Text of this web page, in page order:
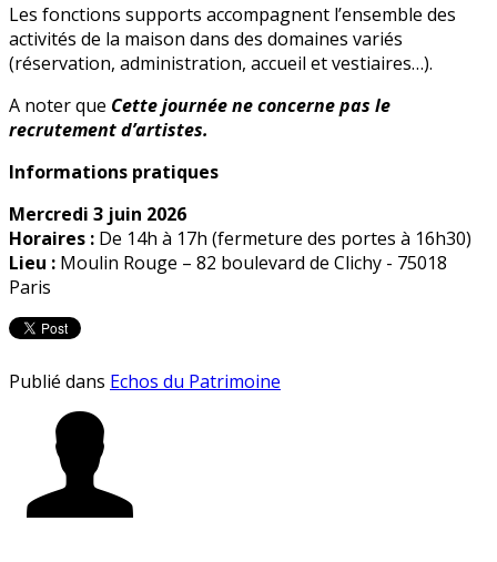
Les fonctions supports accompagnent l’ensemble des
activités de la maison dans des domaines variés
(réservation, administration, accueil et vestiaires…).
A noter que Cette journée ne concerne pas le
recrutement d’artistes.
Informations pratiques
Mercredi 3 juin 2026
Horaires : De 14h à 17h (fermeture des portes à 16h30)
Lieu : Moulin Rouge – 82 boulevard de Clichy - 75018
Paris
Publié dans Echos du Patrimoine